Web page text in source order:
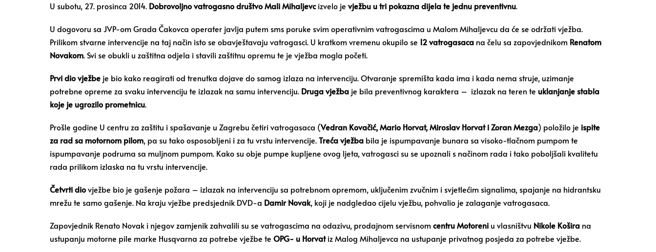
U subotu, 27. prosinca 2014. Dobrovoljno vatrogasno društvo Mali Mihaljevcizvelo je vježbu u tri pokazna dijela te jednu preventivnu.
U dogovoru sa JVP-om Grada Čakovca operater javlja putem sms poruke svim operativnim vatrogascima u Malom Mihaljevcu da će se održati vježba.
Prilikom stvarne intervencije na taj način isto se obavještavaju vatrogasci. U kratkom vremenu okupilo se 12 vatrogasaca na čelu sa zapovjednikom Renatom
Novakom. Svi se obukli u zaštitna odjela i stavili zaštitnu opremu te je vježba mogla početi.
Prvi dio vježbe je bio kako reagirati od trenutka dojave do samog izlaza na intervenciju. Otvaranje spremišta kada ima i kada nema struje, uzimanje
potrebne opreme za svaku intervenciju te izlazak na samu intervenciju. Druga vježba je bila preventivnog karaktera – izlazak na teren te uklanjanje stabla
koje je ugrozilo prometnicu.
Prošle godine U centru za zaštitu i spašavanje u Zagrebu četiri vatrogasaca (Vedran Kovačić, Mario Horvat, Miroslav Horvat i Zoran Mezga) položilo je ispite
za rad sa motornom pilom, pa su tako osposobljeni i za tu vrstu intervencije.Treća vježba bila je ispumpavanje bunara sa visoko-tlačnom pumpom te
ispumpavanje podruma sa muljnom pumpom. Kako su obje pumpe kupljene ovog ljeta, vatrogasci su se upoznali s načinom rada i tako poboljšali kvalitetu
rada prilikom izlaska na tu vrstu intervencije.
Četvrti diovježbe bio je gašenje požara – izlazak na intervenciju sa potrebnom opremom, uključenim zvučnim i svjetlećim signalima, spajanje na hidrantsku
mrežu te samo gašenje. Na kraju vježbe predsjednik DVD-a Damir Novak, koji je nadgledao cijelu vježbu, pohvalio je zalaganje vatrogasaca.
Zapovjednik Renato Novak i njegov zamjenik zahvalili su se vatrogascima na odazivu, prodajnom servisnomcentru Motoreni u vlasništvu Nikole Košira na
ustupanju motorne pile marke Husqvarna za potrebe vježbe te OPG- u Horvatiz Malog Mihaljevca na ustupanje privatnog posjeda za potrebe vježbe.